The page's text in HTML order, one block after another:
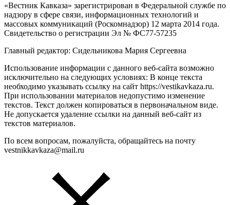
«Вестник Кавказа» зарегистрирован в Федеральной службе по
надзору в сфере связи, информационных технологий и
массовых коммуникаций (Роскомнадзор) 12 марта 2014 года.
Свидетельство о регистрации Эл № ФС77-57235
Главный редактор: Сидельникова Мария Сергеевна
Использование информации с данного веб-сайта возможно
исключительно на следующих условиях: В конце текста
необходимо указывать ссылку на сайт https://vestikavkaza.ru.
При использовании материалов недопустимо изменение
текстов. Текст должен копироваться в первоначальном виде.
Не допускается удаление ссылки на данный веб-сайт из
текстов материалов.
По всем вопросам, пожалуйста, обращайтесь на почту
vestnikkavkaza@mail.ru